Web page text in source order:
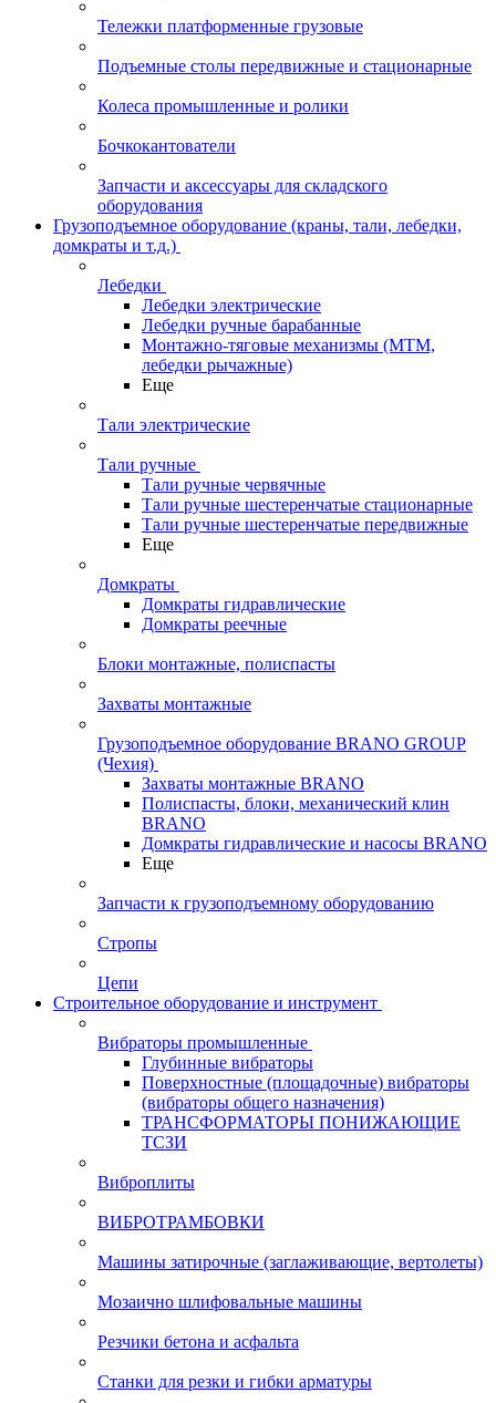
Тележки платформенные грузовые
Подъемные столы передвижные и стационарные
Колеса промышленные и ролики
Бочкокантователи
Запчасти и аксессуары для складского
оборудования
Грузоподъемное оборудование (краны, тали, лебедки,
домкраты и т.д.)
Лебедки
Лебедки электрические
Лебедки ручные барабанные
Монтажно-тяговые механизмы (МТМ,
лебедки рычажные)
Еще
Тали электрические
Тали ручные
Тали ручные червячные
Тали ручные шестеренчатые стационарные
Тали ручные шестеренчатые передвижные
Еще
Домкраты
Домкраты гидравлические
Домкраты реечные
Блоки монтажные, полиспасты
Захваты монтажные
Грузоподъемное оборудование BRANO GROUP
(Чехия)
Захваты монтажные BRANO
Полиспасты, блоки, механический клин
BRANO
Домкраты гидравлические и насосы BRANO
Еще
Запчасти к грузоподъемному оборудованию
Стропы
Цепи
Строительное оборудование и инструмент
Вибраторы промышленные
Глубинные вибраторы
Поверхностные (площадочные) вибраторы
(вибраторы общего назначения)
ТРАНСФОРМАТОРЫ ПОНИЖАЮЩИЕ
ТСЗИ
Виброплиты
ВИБРОТРАМБОВКИ
Машины затирочные (заглаживающие, вертолеты)
Мозаично шлифовальные машины
Резчики бетона и асфальта
Станки для резки и гибки арматуры